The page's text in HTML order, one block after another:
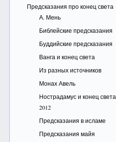
Предсказания про конец света
А. Мень
Библейские предсказания
Буддийские предсказания
Ванга и конец света
Из разных источников
Монах Авель
Нострадамус и конец света
2012
Предсказания в исламе
Предсказания майя